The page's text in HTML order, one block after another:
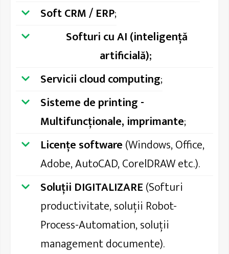
Soft CRM / ERP;
Softuri cu AI (inteligență
artificială);
Servicii cloud computing;
Sisteme de printing -
Multifuncționale, imprimante;
Licențe software(Windows, Office,
Adobe, AutoCAD, CorelDRAW etc.).
Soluții DIGITALIZARE(Softuri
productivitate, soluții Robot-
Process-Automation, soluții
management documente).